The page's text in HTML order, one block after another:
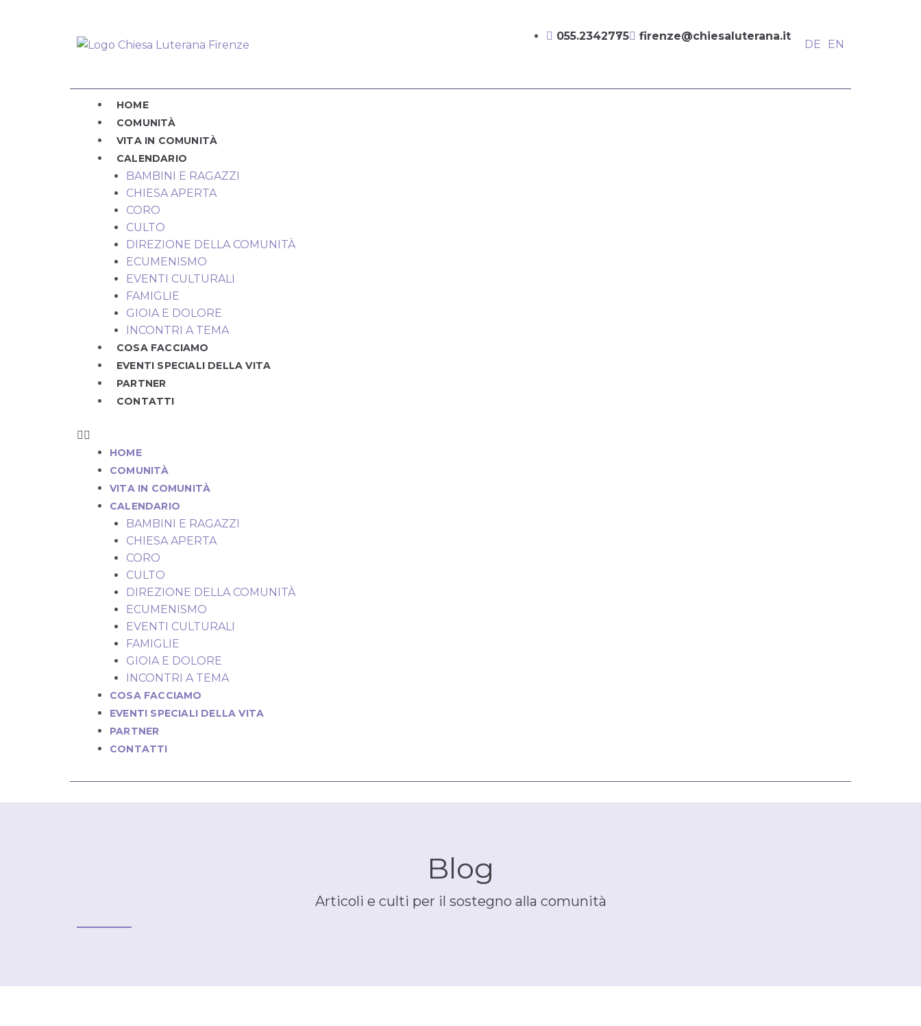
055.2342775 firenze@chiesaluterana.it
DE EN
HOME
COMUNITÀ
VITA IN COMUNITÀ
CALENDARIO
BAMBINI E RAGAZZI
CHIESA APERTA
CORO
CULTO
DIREZIONE DELLA COMUNITÀ
ECUMENISMO
EVENTI CULTURALI
FAMIGLIE
GIOIA E DOLORE
INCONTRI A TEMA
COSA FACCIAMO
EVENTI SPECIALI DELLA VITA
PARTNER
CONTATTI
Menu
HOME
COMUNITÀ
VITA IN COMUNITÀ
CALENDARIO
BAMBINI E RAGAZZI
CHIESA APERTA
CORO
CULTO
DIREZIONE DELLA COMUNITÀ
ECUMENISMO
EVENTI CULTURALI
FAMIGLIE
GIOIA E DOLORE
INCONTRI A TEMA
COSA FACCIAMO
EVENTI SPECIALI DELLA VITA
PARTNER
CONTATTI
Blog
Articoli e culti per il sostegno alla comunità